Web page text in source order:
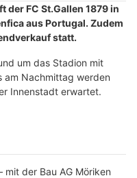
FC St.Gallen 1879 in
aus Portugal. Zudem
statt.
um das Stadion mit
am Nachmittag werden
Innenstadt erwartet.